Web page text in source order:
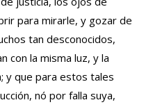
para mirarle, y gozar de
tan desconocidos,
con la misma luz, y la
y que para estos tales
nó por falla suya,